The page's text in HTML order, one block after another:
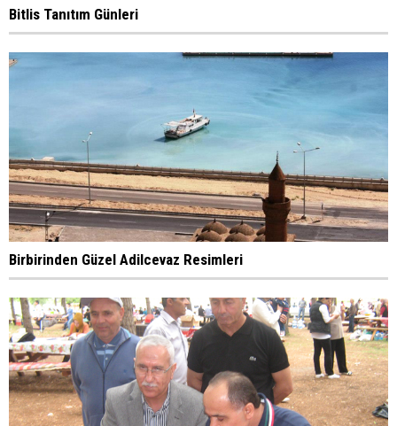
Bitlis Tanıtım Günleri
Birbirinden Güzel Adilcevaz Resimleri